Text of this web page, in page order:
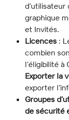
graphique
et Invités.
Licences :
combien
l’éligibilité
Exporter la
exporter
Groupes
de sécurité